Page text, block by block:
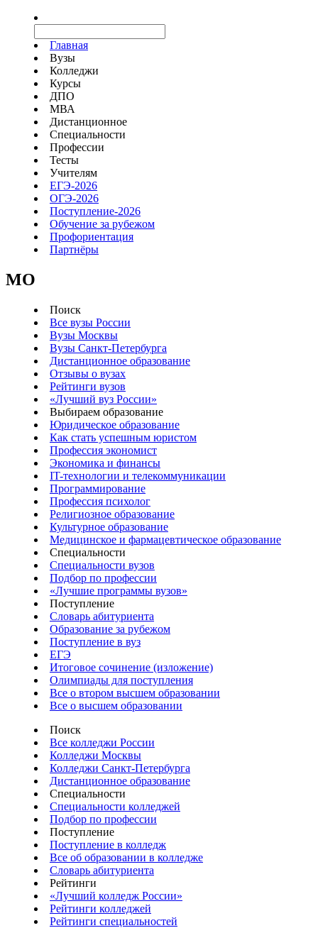
Главная
Вузы
Колледжи
Курсы
ДПО
МВА
Дистанционное
Специальности
Профессии
Тесты
Учителям
ЕГЭ-2026
ОГЭ-2026
Поступление-2026
Обучение за рубежом
Профориентация
Партнёры
MO
Поиск
Все вузы России
Вузы Москвы
Вузы Санкт-Петербурга
Дистанционное образование
Отзывы о вузах
Рейтинги вузов
«Лучший вуз России»
Выбираем образование
Юридическое образование
Как стать успешным юристом
Профессия экономист
Экономика и финансы
IT-технологии и телекоммуникации
Программирование
Профессия психолог
Религиозное образование
Культурное образование
Медицинское и фармацевтическое образование
Специальности
Специальности вузов
Подбор по профессии
«Лучшие программы вузов»
Поступление
Словарь абитуриента
Образование за рубежом
Поступление в вуз
ЕГЭ
Итоговое сочинение (изложение)
Олимпиады для поступления
Все о втором высшем образовании
Все о высшем образовании
Поиск
Все колледжи России
Колледжи Москвы
Колледжи Санкт-Петербурга
Дистанционное образование
Специальности
Специальности колледжей
Подбор по профессии
Поступление
Поступление в колледж
Все об образовании в колледже
Словарь абитуриента
Рейтинги
«Лучший колледж России»
Рейтинги колледжей
Рейтинги специальностей